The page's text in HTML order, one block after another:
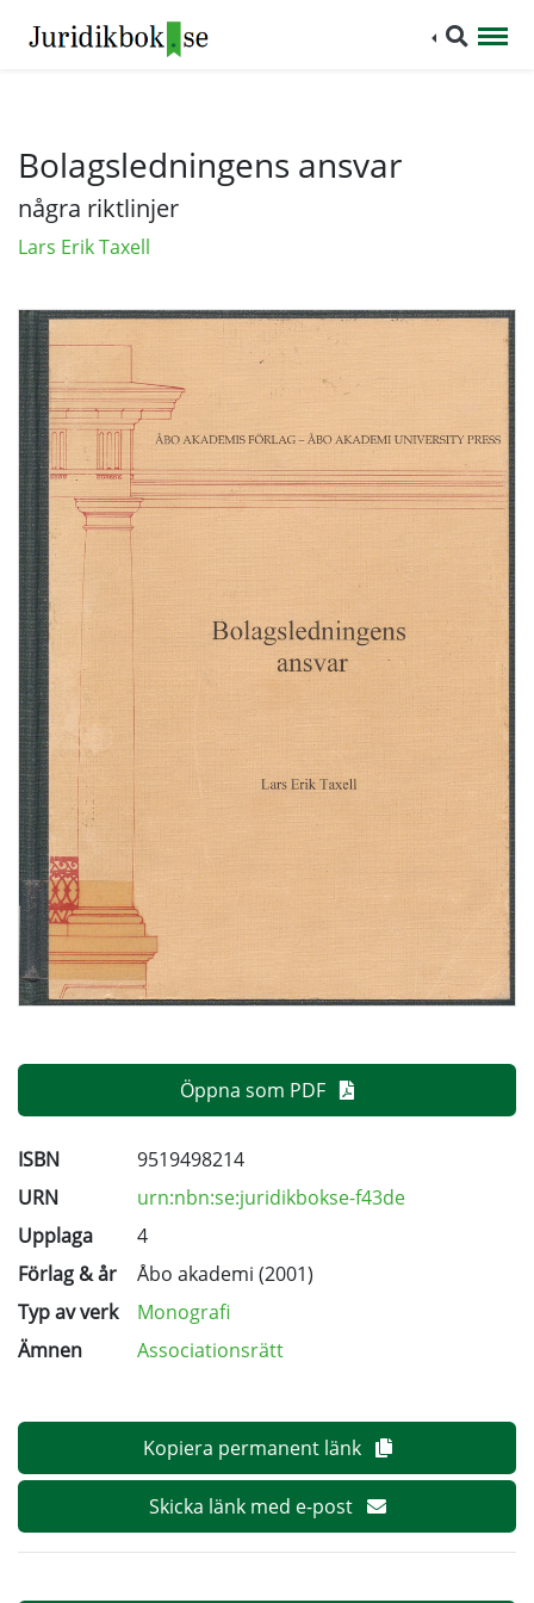
Bolagsledningens ansvar
några riktlinjer
Lars Erik Taxell
Öppna som PDF
ISBN
9519498214
URN
urn:nbn:se:juridikbokse-f43de
Upplaga
4
Förlag & år
Åbo akademi (2001)
Typ av verk
Monografi
Ämnen
Associationsrätt
Kopiera permanent länk
Skicka länk med e-post